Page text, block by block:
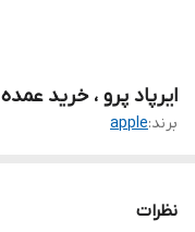
ایرپاد پرو ، خرید عمده
برند:apple
نظرات